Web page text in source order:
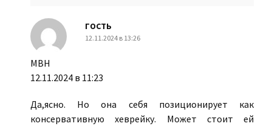
ГОСТЬ
12.11.2024 в 13:26
МВН
12.11.2024 в 11:23
Да,ясно. Но она себя позиционирует как
консервативную хеврейку. Может стоит ей